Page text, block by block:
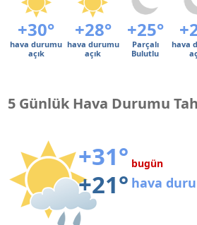
+30° +28° +25°
hava durumu
açık
hava durumu
açık
Parçalı
Bulutlu
hava
5 Günlük Hava Durumu
+31°
+21°
bugün
hava